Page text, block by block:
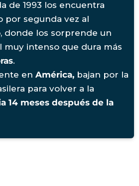
de 1993 los encuentra
por segunda vez al
donde los sorprende un
muy intenso que dura más
.
en América, bajan por la
para volver a la
14 meses después de la